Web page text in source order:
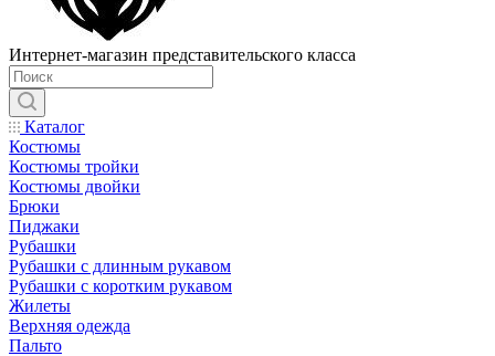
Интернет-магазин представительского класса
Каталог
Костюмы
Костюмы тройки
Костюмы двойки
Брюки
Пиджаки
Рубашки
Рубашки с длинным рукавом
Рубашки с коротким рукавом
Жилеты
Верхняя одежда
Пальто